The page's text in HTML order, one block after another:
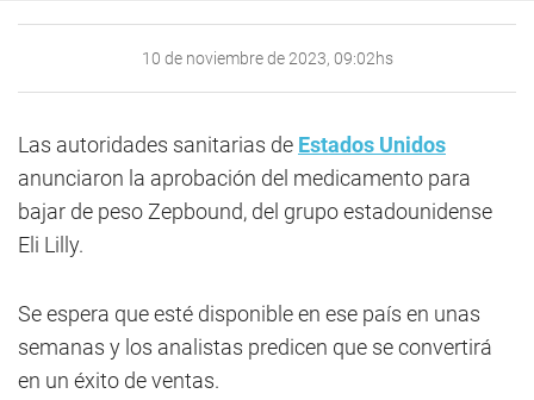
10 de noviembre de 2023, 09:02hs
Las autoridades sanitarias de Estados Unidos
anunciaron la aprobación del medicamento para
bajar de peso Zepbound, del grupo estadounidense
Eli Lilly.
Se espera que esté disponible en ese país en unas
semanas y los analistas predicen que se convertirá
en un éxito de ventas.